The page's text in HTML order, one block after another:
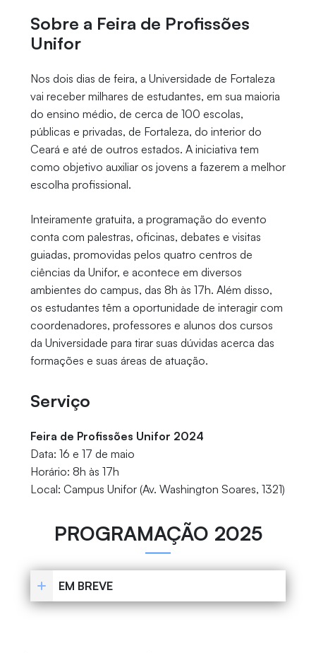
Sobre a Feira de Profissões
Unifor
Nos dois dias de feira, a Universidade de Fortaleza
vai receber milhares de estudantes, em sua maioria
do ensino médio, de cerca de 100 escolas,
públicas e privadas, de Fortaleza, do interior do
Ceará e até de outros estados. A iniciativa tem
como objetivo auxiliar os jovens a fazerem a melhor
escolha profissional.
Inteiramente gratuita, a programação do evento
conta com palestras, oficinas, debates e visitas
guiadas, promovidas pelos quatro centros de
ciências da Unifor, e acontece em diversos
ambientes do campus, das 8h às 17h. Além disso,
os estudantes têm a oportunidade de interagir com
coordenadores, professores e alunos dos cursos
da Universidade para tirar suas dúvidas acerca das
formações e suas áreas de atuação.
Serviço
Feira de Profissões Unifor 2024
Data: 16 e 17 de maio
Horário: 8h às 17h
Local: Campus Unifor (Av. Washington Soares, 1321)
PROGRAMAÇÃO 2025
EM BREVE